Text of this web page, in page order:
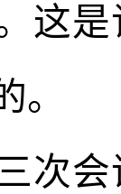
这
。
次